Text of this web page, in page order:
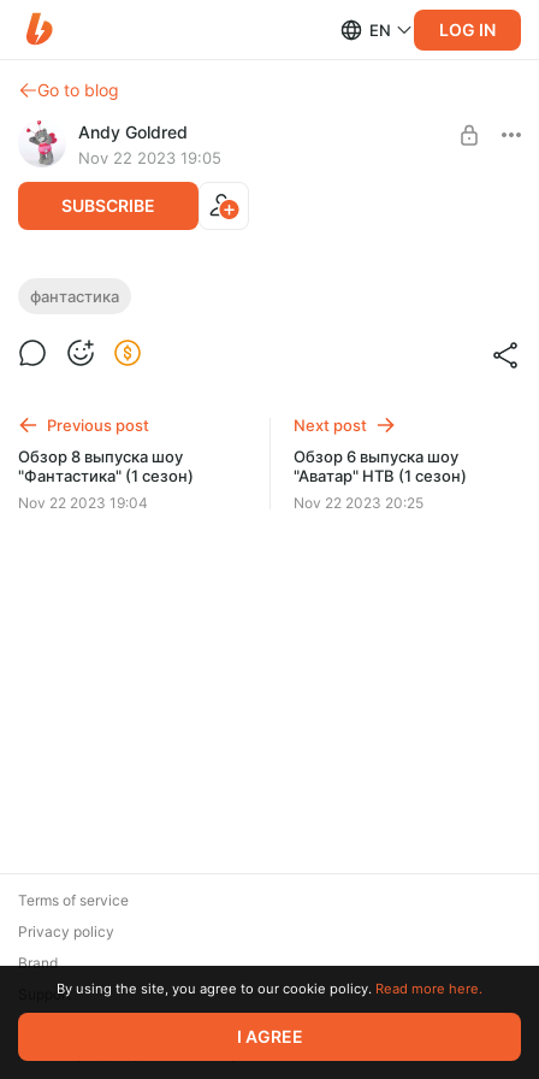
EN LOG IN
Go to blog
Andy Goldred
Nov 22 2023 19:05
SUBSCRIBE
Обзор 9 выпуска шоу "Фантастика" (1
Обзор 9 выпуска шоу "Фантастика" (1 сезон)
фантастика
Previous post
Обзор 8 выпуска шоу
"Фантастика" (1 сезон)
Nov 22 2023 19:04
Next post
Обзор 6 выпуска шоу
"Аватар" НТВ (1 сезон)
Nov 22 2023 20:25
© 2026 Zaya Solutions Limited. All rights reserved. All trademarks
are the property of their respective owners.
Terms of service
Privacy policy
Brand
SupportBy using the site, you agree to our cookie policy. Read more here.
I AGREE